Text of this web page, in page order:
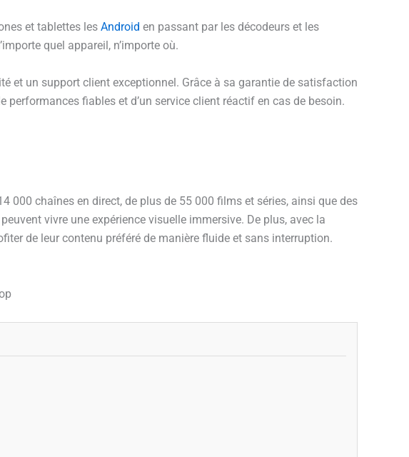
et tablettes les Android en passant par les décodeurs et les
quel appareil, n’importe où.
et un support client exceptionnel. Grâce à sa garantie de satisfaction
fiables et d’un service client réactif en cas de besoin.
000 chaînes en direct, de plus de 55 000 films et séries, ainsi que des
vivre une expérience visuelle immersive. De plus, avec la
de leur contenu préféré de manière fluide et sans interruption.